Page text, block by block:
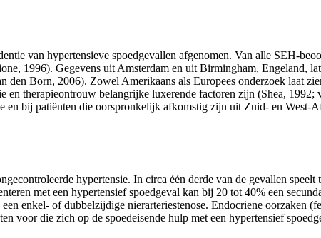
van hypertensieve spoedgevallen afgenomen. Van alle SEH-
1996). Gegevens uit Amsterdam en uit Birmingham, Engeland,
Born, 2006). Zowel Amerikaans als Europees onderzoek laat
en therapieontrouw belangrijke luxerende factoren zijn (Shea,
en bij patiënten die oorspronkelijk afkomstig zijn uit Zuid- en
hypertensie. In circa één derde van de gevallen
met een hypertensief spoedgeval kan bij 20 tot 40% een
enkel- of dubbelzijdige nierarteriestenose. Endocriene oorzaken
voor die zich op de spoedeisende hulp met een hypertensief